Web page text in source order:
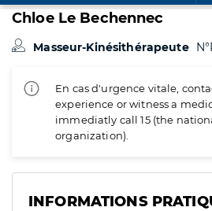
Chloe Le Bechennec
Masseur-Kinésithérapeute
En cas d'urgence vitale,
experience or witness a
immediatly call 15 (the
organization).
INFORMATIONS